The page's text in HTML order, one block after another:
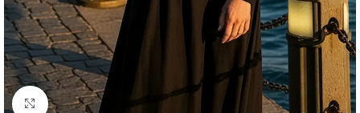
Click to enlarge